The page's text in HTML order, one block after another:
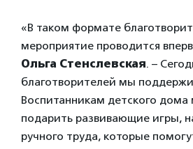
«В таком формате
мероприятие проводится
Ольга Стенслевская. –
благотворителей мы
Воспитанникам детского
подарить развивающие игры,
ручного труда, которые